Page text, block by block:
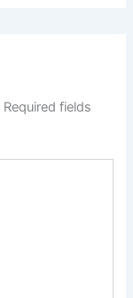
Required fields